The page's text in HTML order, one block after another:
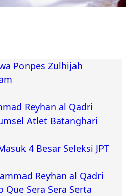
Ponpes Zulhijah
Reyhan al Qadri
Atlet Batanghari
4 Besar Seleksi JPT
Reyhan al Qadri
Sera Sera Serta